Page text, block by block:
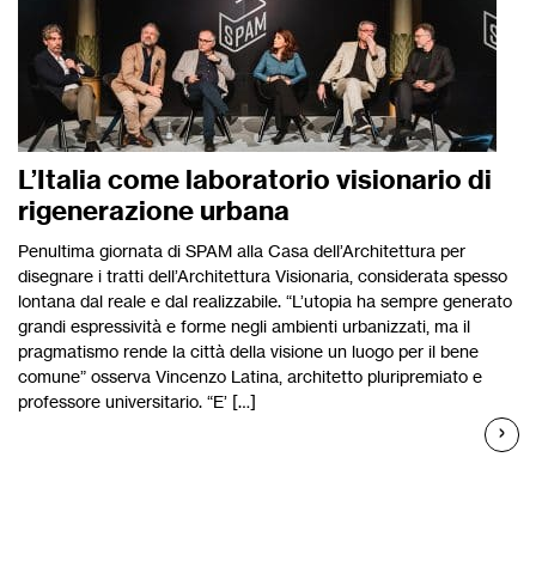
L’Italia come laboratorio visionario di
rigenerazione urbana
Penultima giornata di SPAM alla Casa dell’Architettura per
disegnare i tratti dell’Architettura Visionaria, considerata spesso
lontana dal reale e dal realizzabile. “L’utopia ha sempre generato
grandi espressività e forme negli ambienti urbanizzati, ma il
pragmatismo rende la città della visione un luogo per il bene
comune” osserva Vincenzo Latina, architetto pluripremiato e
professore universitario. “E’ […]